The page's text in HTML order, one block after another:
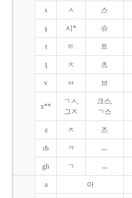
s ㅅ 스
ş 시* 슈
t ㅌ 트
ţ ㅊ 츠
v ㅂ 브
x**
ㄱㅅ,
그ㅈ
크스,
ㄱ스
z ㅈ 즈
ch ㅋ ㅡ
gh ㄱ ㅡ
a 아